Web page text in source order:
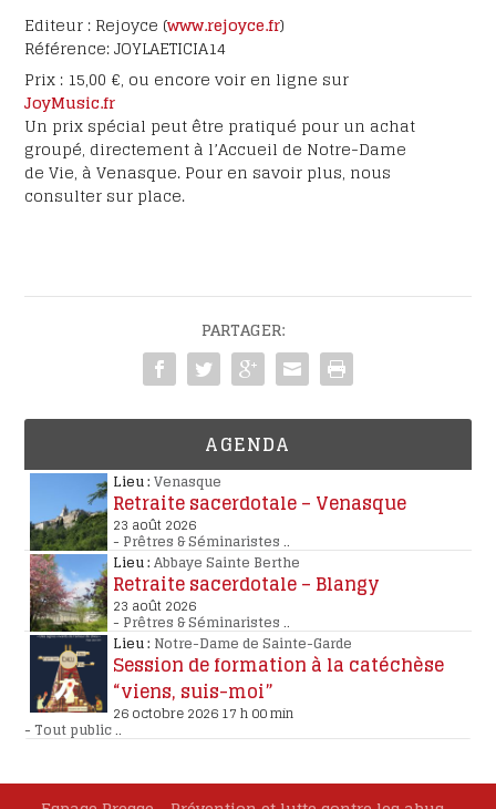
Editeur : Rejoyce (www.rejoyce.fr)
Référence: JOYLAETICIA14
Prix : 15,00 €, ou encore voir en ligne sur
JoyMusic.fr
Un prix spécial peut être pratiqué pour un achat
groupé, directement à l’Accueil de Notre-Dame
de Vie, à Venasque. Pour en savoir plus, nous
consulter sur place.
PARTAGER:
AGENDA
Lieu : Venasque
Retraite sacerdotale – Venasque
23 août 2026
- Prêtres & Séminaristes..
Lieu : Abbaye Sainte Berthe
Retraite sacerdotale – Blangy
23 août 2026
- Prêtres & Séminaristes..
Lieu : Notre-Dame de Sainte-Garde
Session de formation à la catéchèse
“viens, suis-moi”
26 octobre 2026 17 h 00 min
-Tout public..